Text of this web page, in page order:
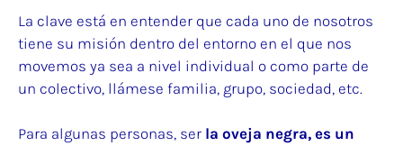
La clave está en entender que cada uno de nosotros
tiene su misión dentro del entorno en el que nos
movemos ya sea a nivel individual o como parte de
un colectivo, llámese familia, grupo, sociedad, etc.
Para algunas personas, ser la oveja negra, es un